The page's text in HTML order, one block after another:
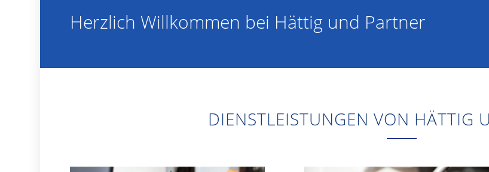
Herzlich Willkommen bei Hättig und Partner
DIENSTLEISTUNGEN VON HÄTTIG